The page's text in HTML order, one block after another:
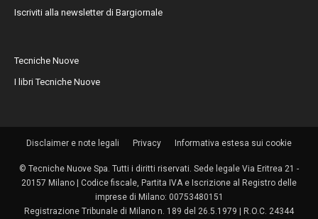
Iscriviti alla newsletter di Bargiornale
Tecniche Nuove
I libri Tecniche Nuove
Disclaimer e note legali Privacy Informativa estesa sui cookie
© Tecniche Nuove Spa. Tutti i diritti riservati. Sede legale Via Eritrea 21 -
20157 Milano | Codice fiscale, Partita IVA e Iscrizione al Registro delle
imprese di Milano: 00753480151
Registrazione Tribunale di Milano n. 189 del 26.5.1979 | R.O.C. 24344